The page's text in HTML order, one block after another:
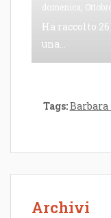
domenica,
Ha raccolto
una...
Tags:Barbara
Archivi